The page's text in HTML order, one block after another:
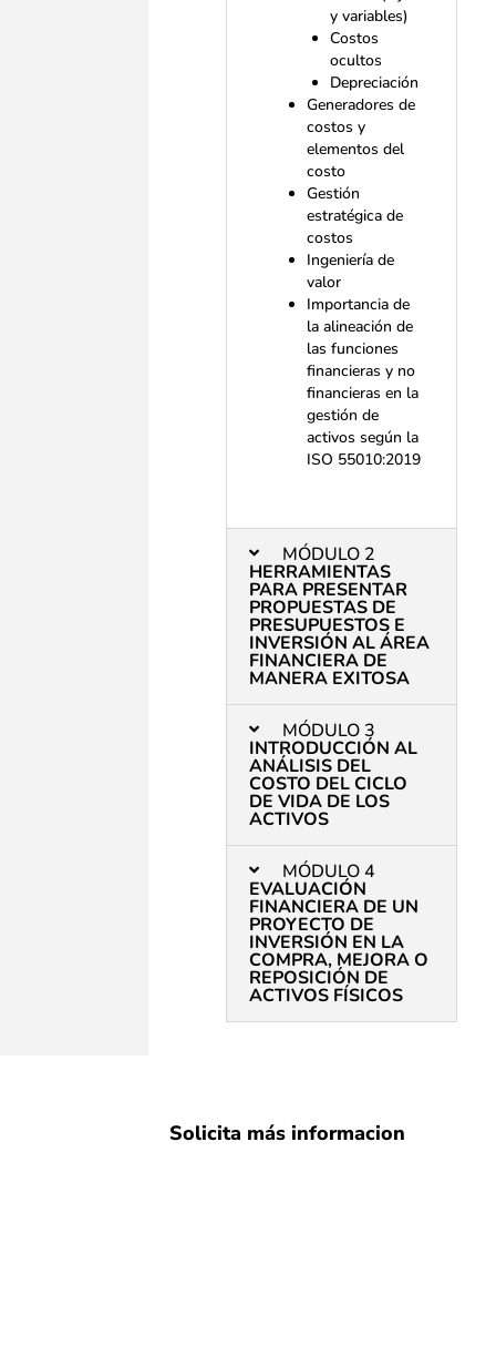
y variables)
Costos
ocultos
Depreciación
Generadores de
costos y
elementos del
costo
Gestión
estratégica de
costos
Ingeniería de
valor
Importancia de
la alineación de
las funciones
financieras y no
financieras en la
gestión de
activos según la
ISO 55010:2019
MÓDULO 2
HERRAMIENTAS
PARA PRESENTAR
PROPUESTAS DE
PRESUPUESTOS E
INVERSIÓN AL ÁREA
FINANCIERA DE
MANERA EXITOSA
MÓDULO 3
INTRODUCCIÓN AL
ANÁLISIS DEL
COSTO DEL CICLO
DE VIDA DE LOS
ACTIVOS
MÓDULO 4
EVALUACIÓN
FINANCIERA DE UN
PROYECTO DE
INVERSIÓN EN LA
COMPRA, MEJORA O
REPOSICIÓN DE
ACTIVOS FÍSICOS
Solicita más informacion